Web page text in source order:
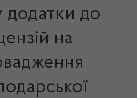
додатки до
на